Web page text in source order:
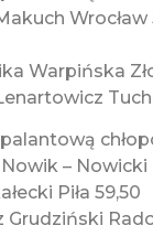
Wrocław
Warpińska
Nowik –
Piła 59,50
Grudziński